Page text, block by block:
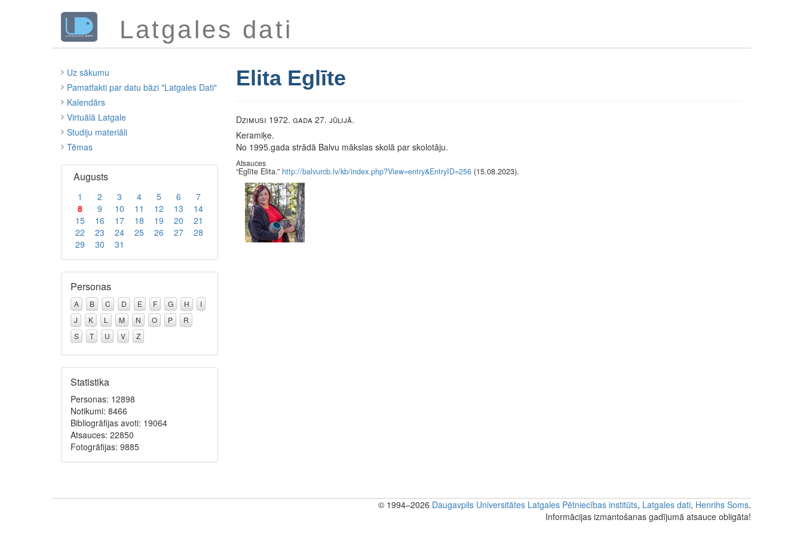
Latgales dati
Uz sākumu
Pamatfakti par datu bāzi "Latgales Dati"
Kalendārs
Virtuālā Latgale
Studiju materiāli
Tēmas
Augusts
1 2 3 4 5 6
7
8
9 10 11 12 13
14
15
16 17 18 19 20
21
22
23 24 25 26 27
28
29
30 31
Personas
A B C D E F G H
I
J
K L M N O P
R
S
T U V Z
Statistika
Personas: 12898
Notikumi: 8466
Bibliogrāfijas avoti: 19064
Atsauces: 22850
Fotogrāfijas: 9885
Elita Eglīte
Dzimusi 1972. gada 27. jūlijā.
Keramiķe.
No 1995.gada strādā Balvu mākslas skolā par skolotāju.
Atsauces
“Eglīte Elita.” http://balvurcb.lv/kb/index.php?View=entry&EntryID=256(15.08.2023).
© 1994–2026 Daugavpils Universitātes Latgales Pētniecības institūts, Latgales dati, Henrihs Soms.
Informācijas izmantošanas gadījumā atsauce obligāta!